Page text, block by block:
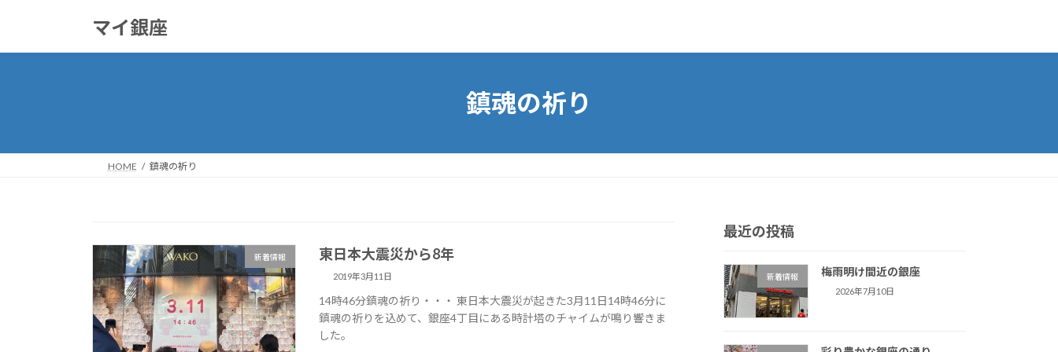
マイ銀座
鎮魂の祈り
HOME 鎮魂の祈り
新着情報 東日本大震災から8年
2019年3月11日
14時46分鎮魂の祈り・・・ 東日本大震災が起きた3月11日14時46分に
鎮魂の祈りを込めて、銀座4丁目にある時計塔のチャイムが鳴り響きま
した。
最近の投稿
新着情報 梅雨明け間近の銀座
2026年7月10日